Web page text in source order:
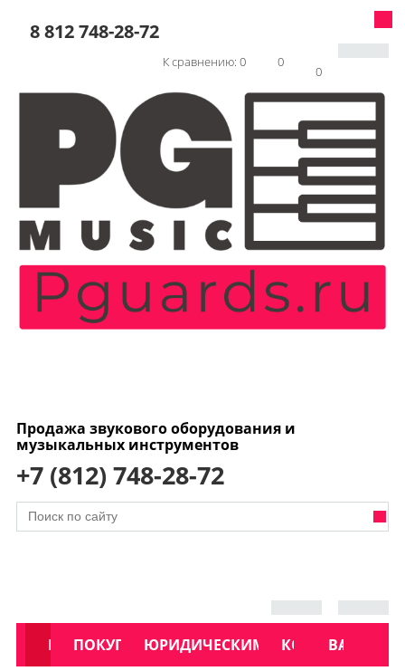
8 812 748-28-72
0
0
К сравнению: 0
Продажа звукового оборудования и
музыкальных инструментов
+7 (812) 748-28-72
АКЦИИ
КАТАЛОГ
ПОКУПАТЕЛЯМЮРИДИЧЕСКИМ ЛИЦАМКОНТАКТЫ
УСЛУГИ